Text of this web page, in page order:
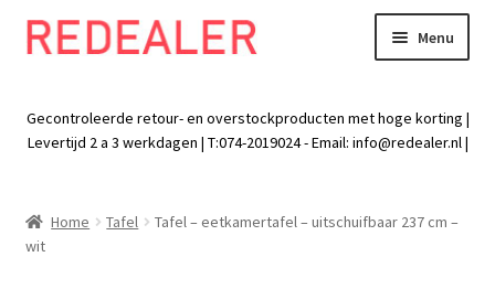
Skip
Skip
Menu
Baby en kind
Gecontroleerde retour- en overstockproducten met hoge korting |
Levertijd 2 a 3 werkdagen | T:074-2019024 - Email: info@redealer.nl|
Home Tafel
Tafel – eetkamertafel – uitschuifbaar 237 cm –
wit